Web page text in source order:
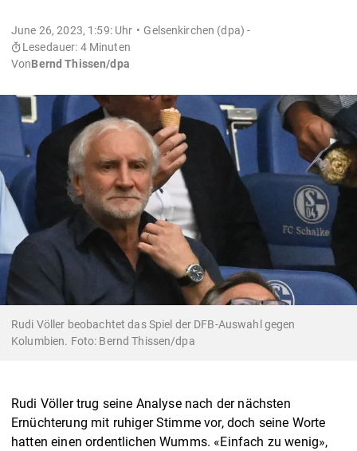
June 26, 2023, 1:59: Uhr
Gelsenkirchen (dpa) -
Lesedauer: 4 Minuten
VonBernd Thissen/dpa
Rudi Völler beobachtet das Spiel der DFB-Auswahl gegen
Kolumbien. Foto: Bernd Thissen/dpa
Rudi Völler trug seine Analyse nach der nächsten
Ernüchterung mit ruhiger Stimme vor, doch seine Worte
hatten einen ordentlichen Wumms. «Einfach zu wenig»,